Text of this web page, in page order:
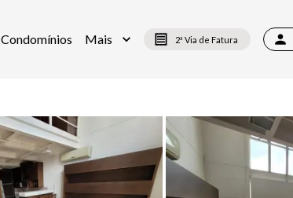
Condomínios Mais 2ª Via de Fatura